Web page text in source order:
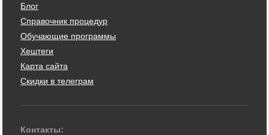
Блог
Справочник процедур
Обучающие программы
Хештеги
Карта сайта
Скидки в телеграм
Контакты: